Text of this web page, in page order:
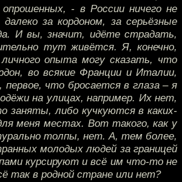
- в России ничего не
далеко за кордоном, за серьёзные
И вы, значит, идёте страдать,
тут живётся. Я, конечно,
опыта могу сказать, что
во всякие Франции и Италии,
первое, что бросается в глаза – я
на улицах, например. Их нет,
заняты, либо кучкуются в каких-
меня местах. Вот такого, как у
толпы, нет. А, тем более,
молодых людей за границей
курсируют и всё им что-то не
так в родной стране или нет?